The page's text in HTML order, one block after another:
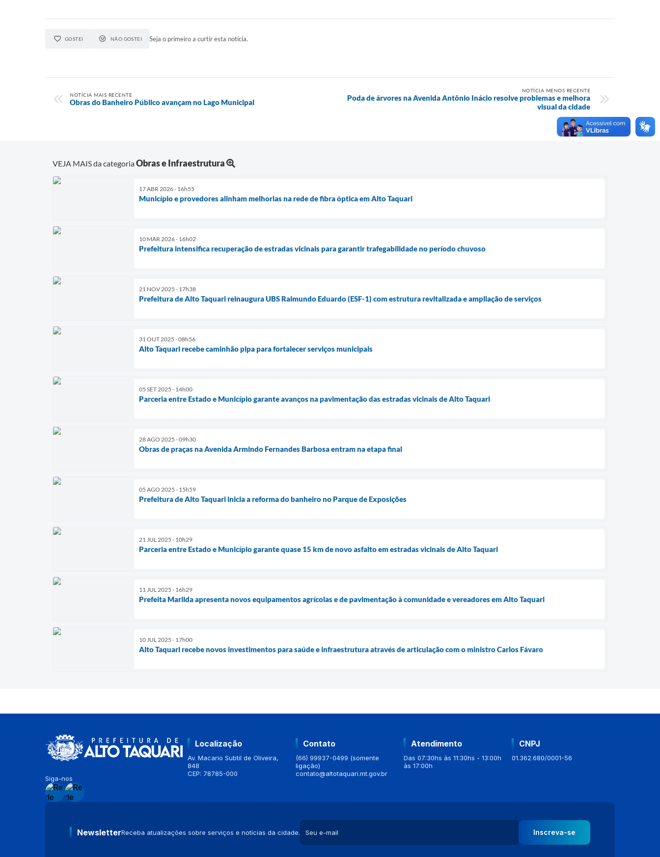
GOSTEI NÃO GOSTEI Seja o primeiro a curtir esta notícia.
NOTÍCIA MAIS RECENTE
Obras do Banheiro Público avançam no Lago Municipal
NOTÍCIA MENOS RECENTE
Poda de árvores na Avenida Antônio Inácio resolve problemas e melhora
visual da cidade
VEJA MAIS da categoriaObras e Infraestrutura
17 ABR 2026 - 16h55
Município e provedores alinham melhorias na rede de fibra óptica em Alto Taquari
10 MAR 2026 - 16h02
Prefeitura intensifica recuperação de estradas vicinais para garantir trafegabilidade no período chuvoso
21 NOV 2025 - 17h38
Prefeitura de Alto Taquari reinaugura UBS Raimundo Eduardo (ESF-1) com estrutura revitalizada e ampliação de serviços
31 OUT 2025 - 08h56
Alto Taquari recebe caminhão pipa para fortalecer serviços municipais
05 SET 2025 - 14h00
Parceria entre Estado e Município garante avanços na pavimentação das estradas vicinais de Alto Taquari
28 AGO 2025 - 09h30
Obras de praças na Avenida Armindo Fernandes Barbosa entram na etapa final
05 AGO 2025 - 15h59
Prefeitura de Alto Taquari inicia a reforma do banheiro no Parque de Exposições
21 JUL 2025 - 10h29
Parceria entre Estado e Município garante quase 15 km de novo asfalto em estradas vicinais de Alto Taquari
11 JUL 2025 - 16h29
Prefeita Marilda apresenta novos equipamentos agrícolas e de pavimentação à comunidade e vereadores em Alto Taquari
10 JUL 2025 - 17h00
Alto Taquari recebe novos investimentos para saúde e infraestrutura através de articulação com o ministro Carlos Fávaro
Siga-nos
Localização
Av. Macario Subtil de Oliveira,
848
CEP: 78785-000
Contato
(66) 99937-0499 (somente
ligação)
contato@altotaquari.mt.gov.br
Atendimento
Das 07:30hs às 11:30hs - 13:00h
às 17:00h
CNPJ
01.362.680/0001-56
NewsletterReceba atualizações sobre serviços e notícias da cidade. Inscreva-se